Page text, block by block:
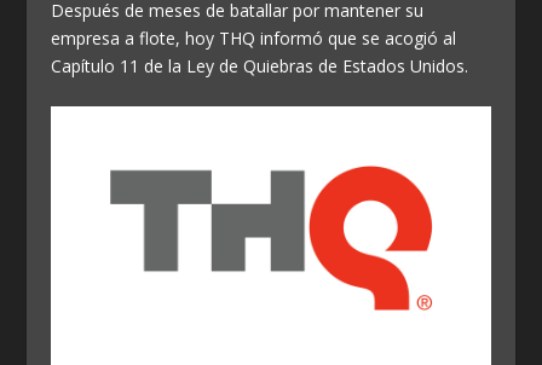
Después de meses de batallar por mantener su
empresa a flote, hoy THQ informó que se acogió al
Capítulo 11 de la Ley de Quiebras de Estados Unidos.